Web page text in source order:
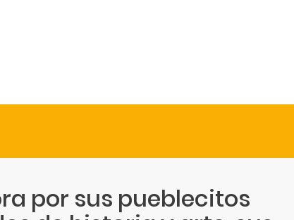
por sus pueblecitos